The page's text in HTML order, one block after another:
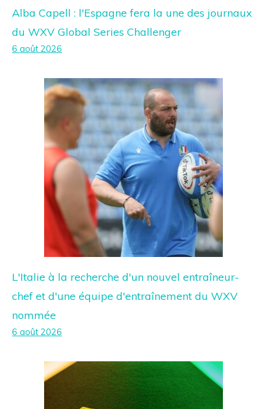
Alba Capell : l'Espagne fera la une des journaux
du WXV Global Series Challenger
6 août 2026
L'Italie à la recherche d'un nouvel entraîneur-
chef et d'une équipe d'entraînement du WXV
nommée
6 août 2026